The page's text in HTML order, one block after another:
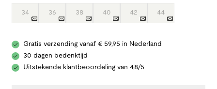
34 36 38 40 42 44
Gratis verzending vanaf € 59,95 in Nederland
30 dagen bedenktijd
Uitstekende klantbeoordeling van 4,8/5